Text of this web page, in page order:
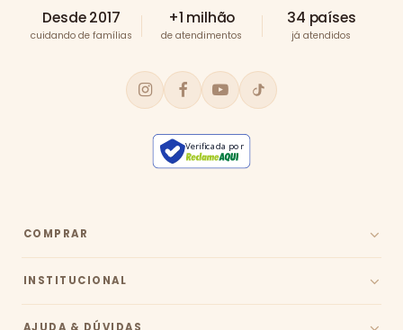
Desde 2017
cuidando de famílias
+1 milhão
de atendimentos
34 países
já atendidos
Verificada por
COMPRAR
INSTITUCIONAL